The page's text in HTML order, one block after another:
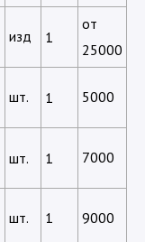
изд 1
от
25000
шт. 1 5000
шт. 1 7000
шт. 1 9000